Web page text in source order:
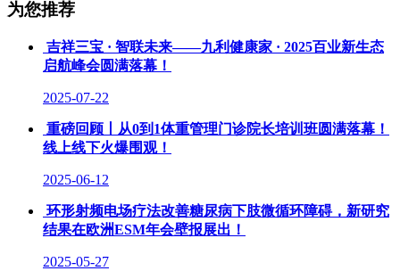
为您推荐
吉祥三宝 · 智联未来——九利健康家 · 2025百业新生态
启航峰会圆满落幕！
2025-07-22
重磅回顾丨从0到1体重管理门诊院长培训班圆满落幕！
线上线下火爆围观！
2025-06-12
环形射频电场疗法改善糖尿病下肢微循环障碍，新研究
结果在欧洲ESM年会壁报展出！
2025-05-27